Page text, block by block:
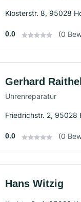
Klosterstr. 8, 95028
0.0 (0
Gerhard
Uhrenreparatur
Friedrichstr. 2, 95028
0.0 (0
Hans Witzig